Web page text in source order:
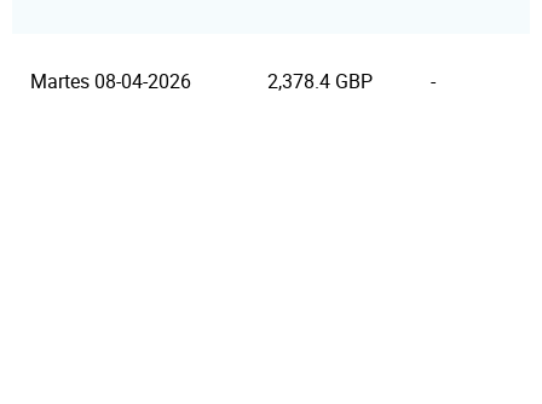
Martes 08-04-2026 2,378.4 GBP -